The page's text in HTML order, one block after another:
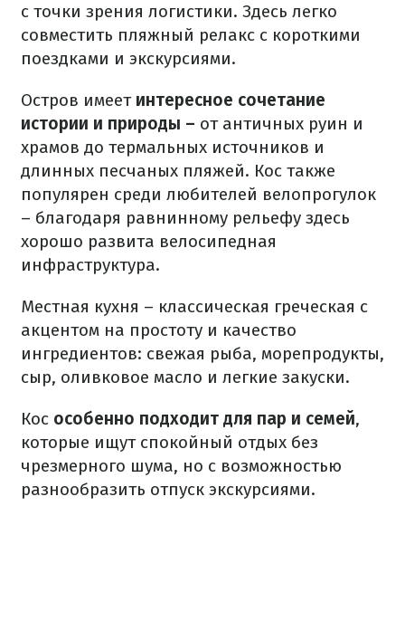
с точки зрения логистики. Здесь легко
совместить пляжный релакс с короткими
поездками и экскурсиями.
Остров имеет интересное сочетание
истории и природы – от античных руин и
храмов до термальных источников и
длинных песчаных пляжей. Кос также
популярен среди любителей велопрогулок
– благодаря равнинному рельефу здесь
хорошо развита велосипедная
инфраструктура.
Местная кухня – классическая греческая с
акцентом на простоту и качество
ингредиентов: свежая рыба, морепродукты,
сыр, оливковое масло и легкие закуски.
Кос особенно подходит для пар и семей,
которые ищут спокойный отдых без
чрезмерного шума, но с возможностью
разнообразить отпуск экскурсиями.